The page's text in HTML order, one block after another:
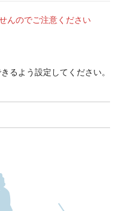
んのでご注意ください
るよう設定してください。